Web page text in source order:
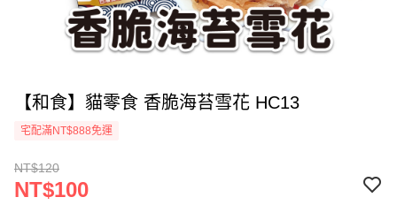
【和食】貓零食 香脆海苔雪花 HC13
宅配滿NT$888免運
NT$120
NT$100